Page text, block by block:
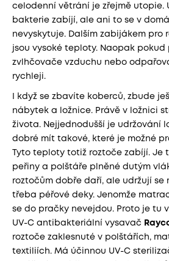
celodenní větrání je zřejmě utopie.
bakterie zabíjí, ale ani to se v
nevyskytuje. Dalším zabijákem pro
jsou vysoké teploty. Naopak pokud
zvlhčovače vzduchu nebo
rychleji.
I když se zbavíte koberců, zbude
nábytek a ložnice. Právě v ložnici
života. Nejjednodušší je udržování
dobré mít takové, které je možné
Tyto teploty totiž roztoče zabíjí. Je
peřiny a polštáře plněné dutým
roztočům dobře daří, ale udržují se
třeba péřové deky. Jenomže
se do pračky nevejdou. Proto je tu
UV-C antibakteriální vysavač
roztoče zaklesnuté v polštářích,
textiliích. Má účinnou UV-C